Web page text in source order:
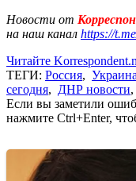
Новости от
на наш канал https://
Читайте
ТЕГИ: Россия, Украина
сегодня, ДНР новости,
Если вы заметили
нажмите Ctrl+Enter,